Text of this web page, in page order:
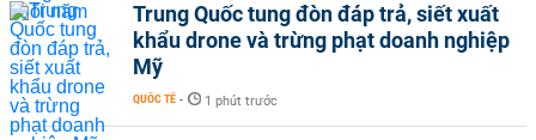
Trung Quốc tung đòn đáp trả, siết xuất
khẩu drone và trừng phạt doanh nghiệp
Mỹ
QUỐC TẾ - 1 phút trước